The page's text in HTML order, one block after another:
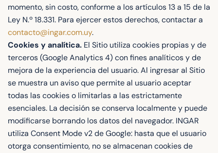
momento, sin costo, conforme a los artículos 13 a 15 de la
Ley N.º 18.331. Para ejercer estos derechos, contactar a
contacto@ingar.com.uy.
Cookies y analítica. El Sitio utiliza cookies propias y de
terceros (Google Analytics 4) con fines analíticos y de
mejora de la experiencia del usuario. Al ingresar al Sitio
se muestra un aviso que permite al usuario aceptar
todas las cookies o limitarlas a las estrictamente
esenciales. La decisión se conserva localmente y puede
modificarse borrando los datos del navegador. INGAR
utiliza Consent Mode v2 de Google: hasta que el usuario
otorga consentimiento, no se almacenan cookies de